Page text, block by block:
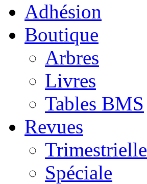
Adhésion
Boutique
Arbres
Livres
Tables BMS
Revues
Trimestrielle
Spéciale